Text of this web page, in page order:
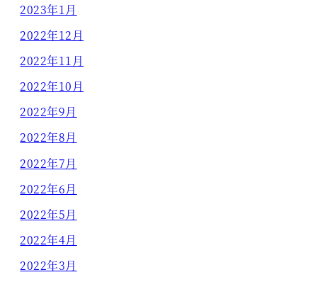
2023年1月
2022年12月
2022年11月
2022年10月
2022年9月
2022年8月
2022年7月
2022年6月
2022年5月
2022年4月
2022年3月